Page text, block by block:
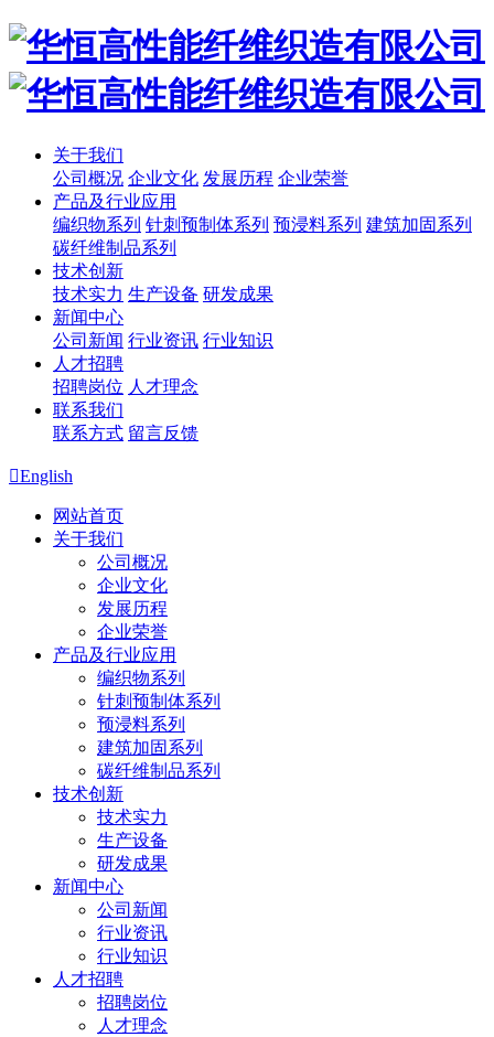
关于我们
公司概况 企业文化 发展历程 企业荣誉
产品及行业应用
编织物系列 针刺预制体系列 预浸料系列 建筑加固系列
碳纤维制品系列
技术创新
技术实力 生产设备 研发成果
新闻中心
公司新闻 行业资讯 行业知识
人才招聘
招聘岗位 人才理念
联系我们
联系方式 留言反馈
English
网站首页
关于我们
公司概况
企业文化
发展历程
企业荣誉
产品及行业应用
编织物系列
针刺预制体系列
预浸料系列
建筑加固系列
碳纤维制品系列
技术创新
技术实力
生产设备
研发成果
新闻中心
公司新闻
行业资讯
行业知识
人才招聘
招聘岗位
人才理念